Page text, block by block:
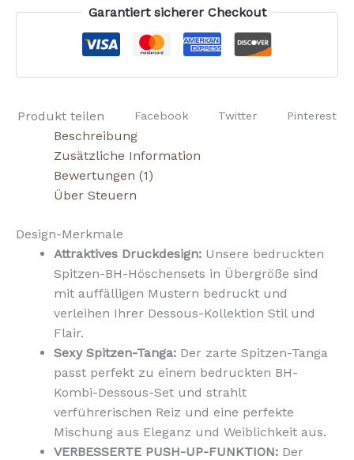
Garantiert sicherer Checkout
Produkt teilen Facebook Twitter Pinterest
Beschreibung
Zusätzliche Information
Bewertungen (1)
Über Steuern
Design-Merkmale
Attraktives Druckdesign: Unsere bedruckten
Spitzen-BH-Höschensets in Übergröße sind
mit auffälligen Mustern bedruckt und
verleihen Ihrer Dessous-Kollektion Stil und
Flair.
Sexy Spitzen-Tanga: Der zarte Spitzen-Tanga
passt perfekt zu einem bedruckten BH-
Kombi-Dessous-Set und strahlt
verführerischen Reiz und eine perfekte
Mischung aus Eleganz und Weiblichkeit aus.
VERBESSERTE PUSH-UP-FUNKTION: Der